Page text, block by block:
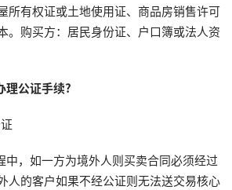
所有权证或土地使用证、商品房销售许可
。购买方：居民身份证、户口簿或法人资
理公证手续?
，如一方为境外人则买卖合同必须经过
人的客户如果不经公证则无法送交易核心